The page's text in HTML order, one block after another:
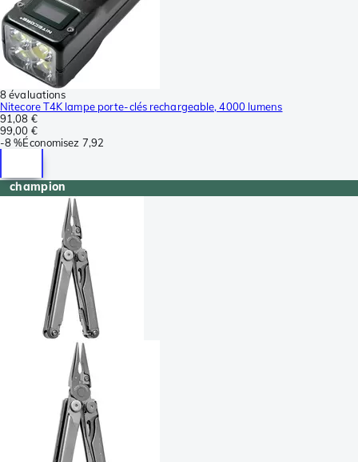
8 évaluations
Nitecore T4K lampe porte-clés rechargeable, 4000 lumens
91,08 €
99,00 €
-8 %Économisez 7,92
champion